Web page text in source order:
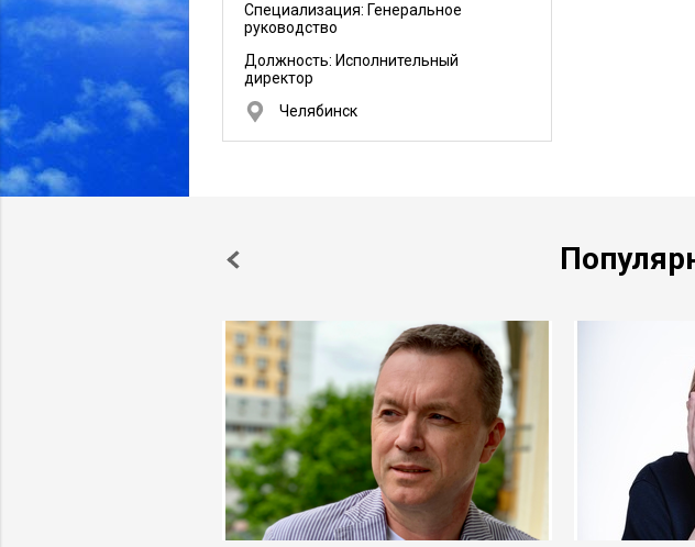
Специализация: Генеральное
руководство
Должность: Исполнительный
директор
Челябинск